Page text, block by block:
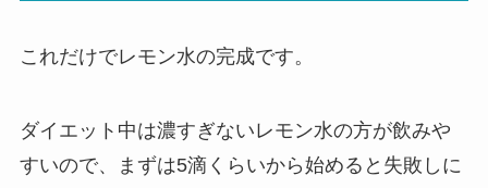
これだけでレモン水の完成です。
ダイエット中は濃すぎないレモン水の方が飲みや
すいので、まずは5滴くらいから始めると失敗しに